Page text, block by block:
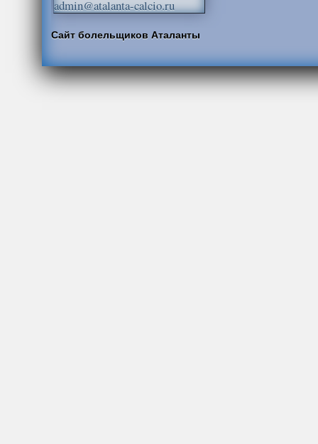
admin@atalanta-calcio.ru
Сайт болельщиков Аталанты